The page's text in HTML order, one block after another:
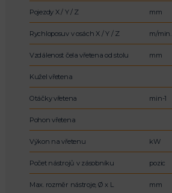
Pojezdy X / Y / Z mm
Rychloposuv v osách X / Y / Z m/min.
Vzdálenost čela vřetena od stolu mm
Kužel vřetena
Otáčky vřetena min-1
Pohon vřetena
Výkon na vřetenu kW
Počet nástrojů v zásobníku pozic
Max. rozměr nástroje, Ø x L mm